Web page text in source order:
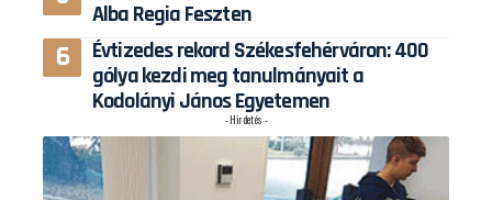
Alba Regia Feszten
Évtizedes rekord Székesfehérváron: 400
gólya kezdi meg tanulmányait a
Kodolányi János Egyetemen
- Hirdetés -